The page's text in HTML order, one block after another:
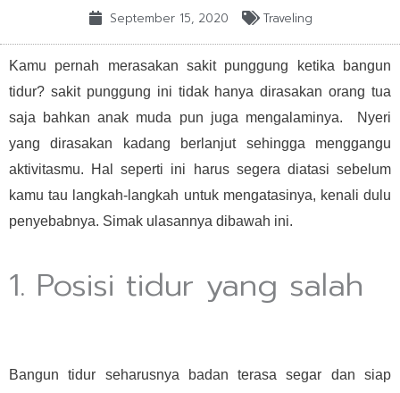
September 15, 2020 Traveling
Kamu pernah merasakan sakit punggung ketika bangun
tidur? sakit punggung ini tidak hanya dirasakan orang tua
saja bahkan anak muda pun juga mengalaminya. Nyeri
yang dirasakan kadang berlanjut sehingga menggangu
aktivitasmu. Hal seperti ini harus segera diatasi sebelum
kamu tau langkah-langkah untuk mengatasinya, kenali dulu
penyebabnya. Simak ulasannya dibawah ini.
1. Posisi tidur yang salah
Bangun tidur seharusnya badan terasa segar dan siap